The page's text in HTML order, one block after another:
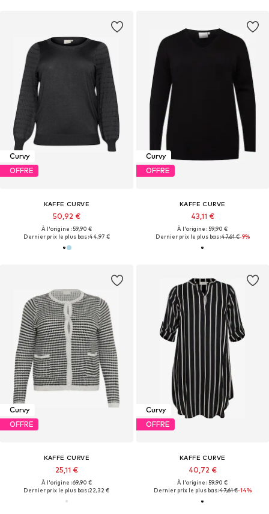
Curvy
OFFRE
KAFFE CURVE
50,92 €
À l'origine : 59,90 €
Dernier prix le plus bas :44,97 €
Curvy
OFFRE
KAFFE CURVE
43,11 €
À l'origine : 59,90 €
Dernier prix le plus bas :47,61 €-9%
Curvy
OFFRE
KAFFE CURVE
25,11 €
À l'origine : 69,90 €
Dernier prix le plus bas :22,32 €
Curvy
OFFRE
KAFFE CURVE
40,72 €
À l'origine : 59,90 €
Dernier prix le plus bas :47,61 €-14%